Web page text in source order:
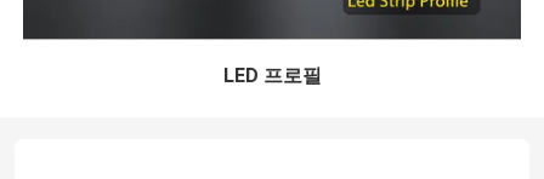
LED 프로필